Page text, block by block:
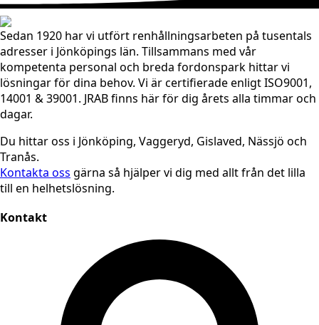
Sedan 1920 har vi utfört renhållningsarbeten på tusentals
adresser i Jönköpings län. Tillsammans med vår
kompetenta personal och breda fordonspark hittar vi
lösningar för dina behov. Vi är certifierade enligt ISO9001,
14001 & 39001. JRAB finns här för dig årets alla timmar och
dagar.
Du hittar oss i Jönköping, Vaggeryd, Gislaved, Nässjö och
Tranås.
Kontakta oss gärna så hjälper vi dig med allt från det lilla
till en helhetslösning.
Kontakt